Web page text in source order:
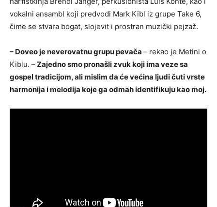
vokalni ansambl koji predvodi Mark Kibl iz grupe Take 6,
čime se stvara bogat, slojevit i prostran muzički pejzaž.
– Doveo je neverovatnu grupu pevača – rekao je Metini o
Kiblu. –Zajedno smo pronašli zvuk koji ima veze sa
gospel tradicijom, ali mislim da će većina ljudi čuti vrste
harmonija i melodija koje ga odmah identifikuju kao moj.